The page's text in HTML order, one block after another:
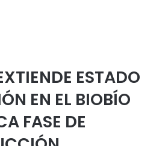
ESTADO
EN EL BIOBÍO
FASE DE